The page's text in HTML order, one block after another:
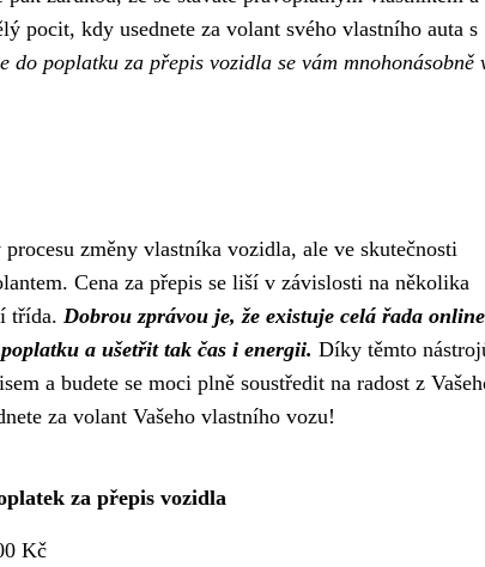
pocit, kdy usednete za volant svého vlastního auta s
do poplatku za přepis vozidla se vám mnohonásobně
změny vlastníka vozidla, ale ve skutečnosti
Cena za přepis se liší v závislosti na několika
třída. Dobrou zprávou je, že existuje celá řada online
a ušetřit tak čas i energii. Díky těmto
a budete se moci plně soustředit na radost z
za volant Vašeho vlastního vozu!
za přepis vozidla
Kč